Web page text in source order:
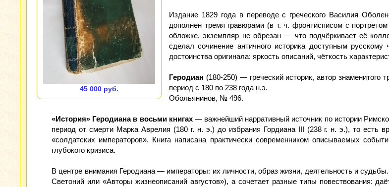
45 000 руб.
Издание 1829 года в переводе с греческого Василия
дополнен тремя гравюрами (в т. ч. фронтисписом с
обложке, экземпляр не обрезан — что подчёркивает её
сделал сочинение античного историка доступным
достоинства оригинала: яркость описаний, чёткость
Геродиан (180-250) — греческий историк, автор знаменитого
период с 180 по 238 года н.э.
Обольянинов, № 496.
«История» Геродиана в восьми книгах— важнейший нарративный источник по истории
период от смерти Марка Аврелия (180 г. н. э.) до избрания Гордиана III (238 г. н. э.), то есть
«солдатских императоров». Книга написана практически современником описываемых
глубокого кризиса.
В центре внимания Геродиана — императоры: их личности, образ жизни, деятельность и
Светоний или «Авторы жизнеописаний августов»), а сочетает разные типы повествования: